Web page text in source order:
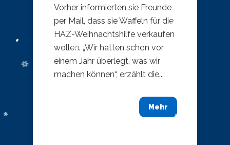
Vorher informierten sie Freunde
per Mail, dass sie Waffeln für die
HAZ-Weihnachtshilfe verkaufen
wollen. „Wir hatten schon vor
einem Jahr überlegt, was wir
machen können“, erzählt die...
Mehr